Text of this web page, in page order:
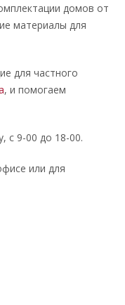
домов от
материалы для
для частного
, и помогаем
с 9-00 до 18-00.
или для